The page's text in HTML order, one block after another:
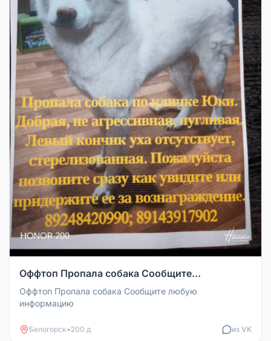
Оффтоп Пропала собака Сообщите...
Оффтоп Пропала собака Сообщите любую
информацию
Белогорск• 200 д из VK